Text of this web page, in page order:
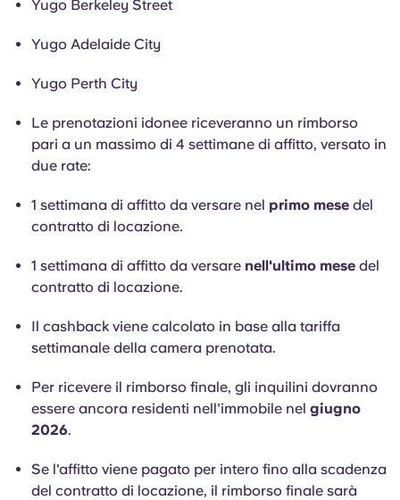
Yugo Berkeley Street
Yugo Adelaide City
Yugo Perth City
Le prenotazioni idonee riceveranno un rimborso
pari a un massimo di 4 settimane di affitto, versato in
due rate:
1 settimana di affitto da versare nel primo mese del
contratto di locazione.
1 settimana di affitto da versare nell'ultimo mese del
contratto di locazione.
Il cashback viene calcolato in base alla tariffa
settimanale della camera prenotata.
Per ricevere il rimborso finale, gli inquilini dovranno
essere ancora residenti nell'immobile nel giugno
2026.
Se l'affitto viene pagato per intero fino alla scadenza
del contratto di locazione, il rimborso finale sarà